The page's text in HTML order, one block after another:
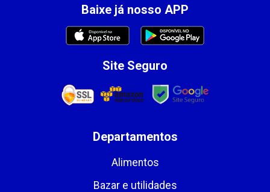
Baixe já nosso APP
Site Seguro
Departamentos
Alimentos
Bazar e utilidades